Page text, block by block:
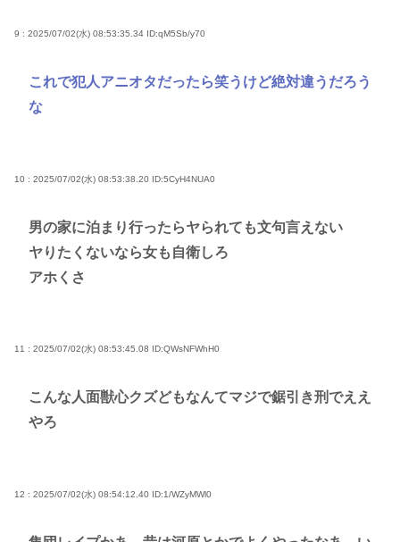
9 : 2025/07/02(水) 08:53:35.34 ID:qM5Sb/y70
これで犯人アニオタだったら笑うけど絶対違うだろう
な
10 : 2025/07/02(水) 08:53:38.20 ID:5CyH4NUA0
男の家に泊まり行ったらヤられても文句言えない
ヤりたくないなら女も自衛しろ
アホくさ
11 : 2025/07/02(水) 08:53:45.08 ID:QWsNFWhH0
こんな人面獣心クズどもなんてマジで鋸引き刑でええ
やろ
12 : 2025/07/02(水) 08:54:12.40 ID:1/WZyMWl0